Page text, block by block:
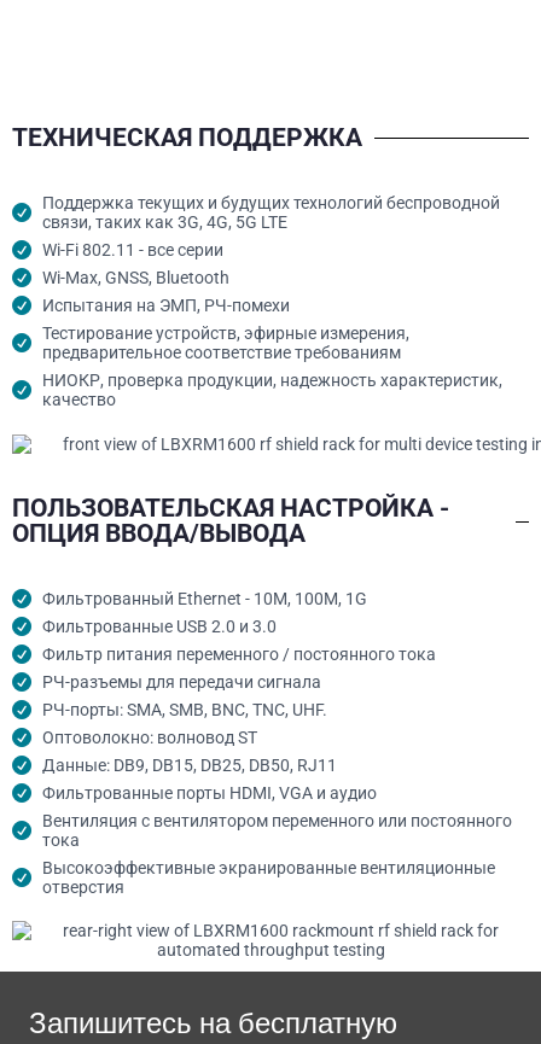
ТЕХНИЧЕСКАЯ ПОДДЕРЖКА
Поддержка текущих и будущих технологий беспроводной
связи, таких как 3G, 4G, 5G LTE
Wi-Fi 802.11 - все серии
Wi-Max, GNSS, Bluetooth
Испытания на ЭМП, РЧ-помехи
Тестирование устройств, эфирные измерения,
предварительное соответствие требованиям
НИОКР, проверка продукции, надежность характеристик,
качество
ПОЛЬЗОВАТЕЛЬСКАЯ НАСТРОЙКА -
ОПЦИЯ ВВОДА/ВЫВОДА
Фильтрованный Ethernet - 10M, 100M, 1G
Фильтрованные USB 2.0 и 3.0
Фильтр питания переменного / постоянного тока
РЧ-разъемы для передачи сигнала
РЧ-порты: SMA, SMB, BNC, TNC, UHF.
Оптоволокно: волновод ST
Данные: DB9, DB15, DB25, DB50, RJ11
Фильтрованные порты HDMI, VGA и аудио
Вентиляция с вентилятором переменного или постоянного
тока
Высокоэффективные экранированные вентиляционные
отверстия
Запишитесь на бесплатную